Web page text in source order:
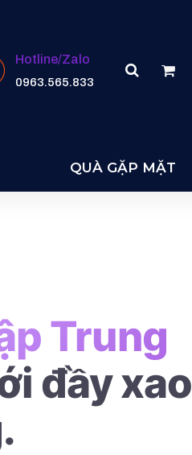
Hotline/Zalo
0963.565.833
QUÀ GẶP MẶT
Trung
đầy xao